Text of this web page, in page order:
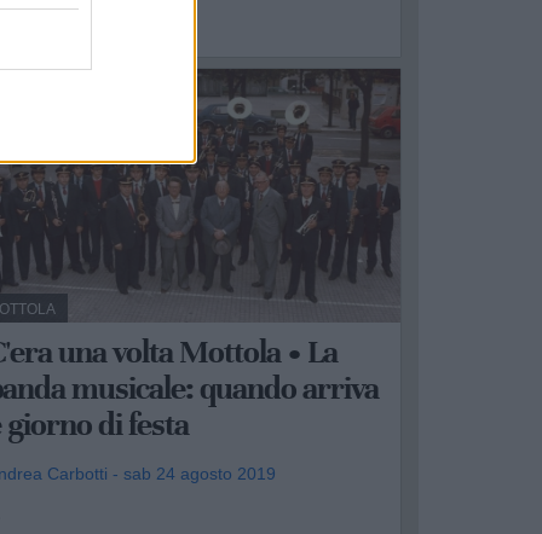
una volta Mottola • La
musicale: quando arriva
giorno di festa
Carbotti - sab 24 agosto 2019